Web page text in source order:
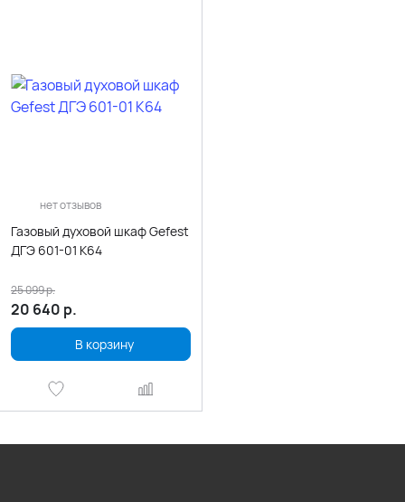
нет отзывов
Газовый духовой шкаф Gefest
ДГЭ 601-01 К64
20 640 р.
25 099р.
В корзину